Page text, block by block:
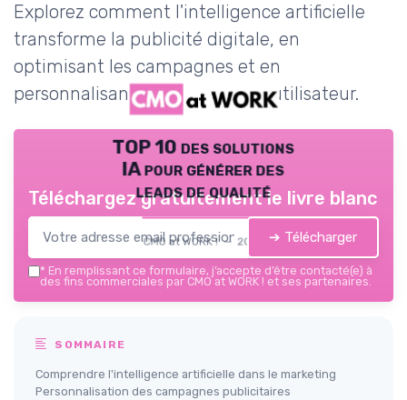
Explorez comment l'intelligence artificielle
transforme la publicité digitale, en
optimisant les campagnes et en
personnalisant les expériences utilisateur.
TOP 10 des solutions
IA pour générer des
leads de qualité
CMO at WORK ! — 2026
Téléchargez gratuitement le livre blanc
➔ Télécharger
* En remplissant ce formulaire, j’accepte d’être contacté(e) à
des fins commerciales par CMO at WORK ! et ses partenaires.
SOMMAIRE
Comprendre l'intelligence artificielle dans le marketing
Personnalisation des campagnes publicitaires